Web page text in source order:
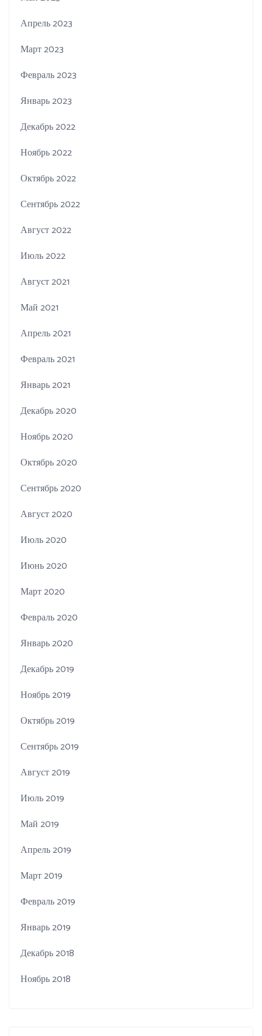
Апрель 2023
Март 2023
Февраль 2023
Январь 2023
Декабрь 2022
Ноябрь 2022
Октябрь 2022
Сентябрь 2022
Август 2022
Июль 2022
Август 2021
Май 2021
Апрель 2021
Февраль 2021
Январь 2021
Декабрь 2020
Ноябрь 2020
Октябрь 2020
Сентябрь 2020
Август 2020
Июль 2020
Июнь 2020
Март 2020
Февраль 2020
Январь 2020
Декабрь 2019
Ноябрь 2019
Октябрь 2019
Сентябрь 2019
Август 2019
Июль 2019
Май 2019
Апрель 2019
Март 2019
Февраль 2019
Январь 2019
Декабрь 2018
Ноябрь 2018